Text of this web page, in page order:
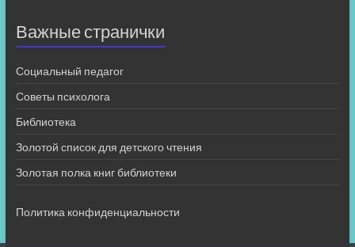
Важные странички
Социальный педагог
Советы психолога
Библиотека
Золотой список для детского чтения
Золотая полка книг библиотеки
Политика конфиденциальности